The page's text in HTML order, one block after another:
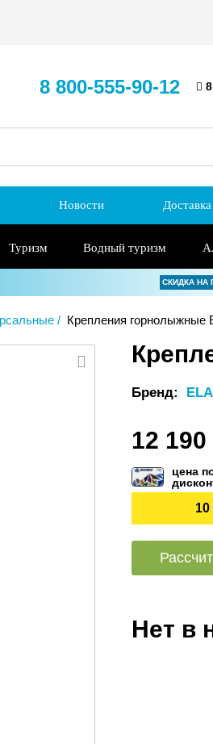
8 800-555-90-12
Новости Доставка
Туризм Водный туризм
СКИДКА НА
Крепления горнолыжные
Бренд:
12
цена
10
Нет в